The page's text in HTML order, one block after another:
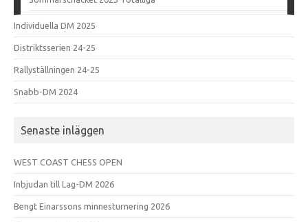
Individuella DM 2025
Distriktsserien 24-25
Rallyställningen 24-25
Snabb-DM 2024
Senaste inläggen
WEST COAST CHESS OPEN
Inbjudan till Lag-DM 2026
Bengt Einarssons minnesturnering 2026